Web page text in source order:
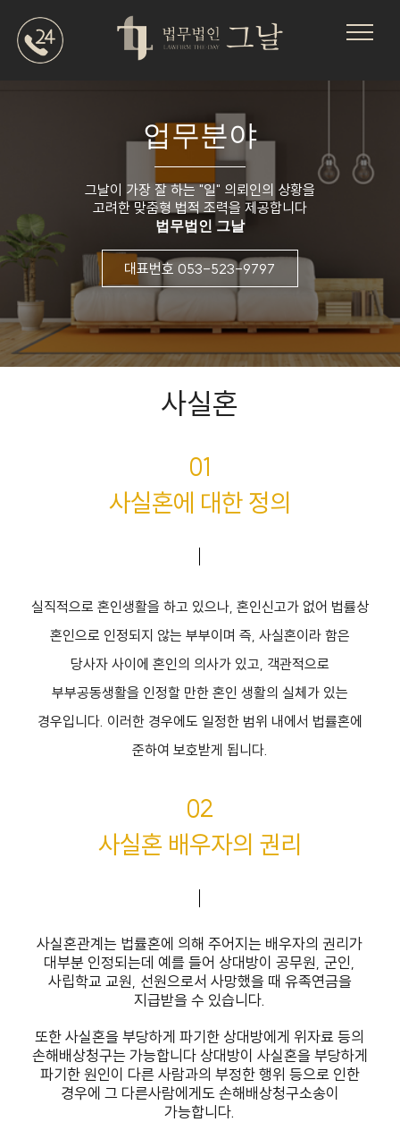
업무분야
그날이 가장 잘 하는 "일" 의뢰인의 상황을
고려한 맞춤형 법적 조력을 제공합니다
법무법인 그날
대표번호 053-523-9797
사실혼
01
사실혼에 대한 정의
실직적으로 혼인생활을 하고 있으나, 혼인신고가 없어 법률상
혼인으로 인정되지 않는 부부이며 즉, 사실혼이라 함은
당사자 사이에 혼인의 의사가 있고, 객관적으로
부부공동생활을 인정할 만한 혼인 생활의 실체가 있는
경우입니다. 이러한 경우에도 일정한 범위 내에서 법률혼에
준하여 보호받게 됩니다.
02
사실혼 배우자의 권리
사실혼관계는 법률혼에 의해 주어지는 배우자의 권리가
대부분 인정되는데 예를 들어 상대방이 공무원, 군인,
사립학교 교원, 선원으로서 사망했을 때 유족연금을
지급받을 수 있습니다.
또한 사실혼을 부당하게 파기한 상대방에게 위자료 등의
손해배상청구는 가능합니다 상대방이 사실혼을 부당하게
파기한 원인이 다른 사람과의 부정한 행위 등으로 인한
경우에 그 다른사람에게도 손해배상청구소송이
가능합니다.